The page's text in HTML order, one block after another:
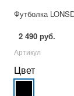
Футболка
2 490 руб.
Артикул
Цвет